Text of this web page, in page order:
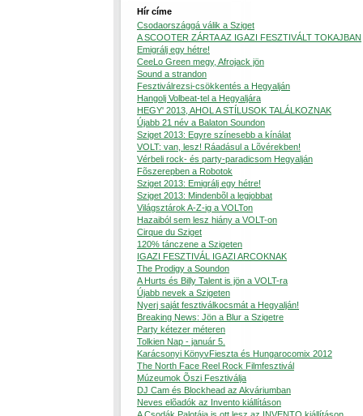
Hír címe
Csodaországgá válik a Sziget
A SCOOTER ZÁRTA AZ IGAZI FESZTIVÁLT TOKAJBAN
Emigrálj egy hétre!
CeeLo Green megy, Afrojack jön
Sound a strandon
Fesztiválrezsi-csökkentés a Hegyalján
Hangolj Volbeat-tel a Hegyaljára
HEGY' 2013, AHOL A STÍLUSOK TALÁLKOZNAK
Újabb 21 név a Balaton Soundon
Sziget 2013: Egyre színesebb a kínálat
VOLT: van, lesz! Ráadásul a Lõvérekben!
Vérbeli rock- és party-paradicsom Hegyalján
Fõszerepben a Robotok
Sziget 2013: Emigrálj egy hétre!
Sziget 2013: Mindenbõl a legjobbat
Világsztárok A-Z-ig a VOLTon
Hazaiból sem lesz hiány a VOLT-on
Cirque du Sziget
120% tánczene a Szigeten
IGAZI FESZTIVÁL IGAZI ARCOKNAK
The Prodigy a Soundon
A Hurts és Billy Talent is jön a VOLT-ra
Újabb nevek a Szigeten
Nyerj saját fesztiválkocsmát a Hegyalján!
Breaking News: Jön a Blur a Szigetre
Party kétezer méteren
Tolkien Nap - január 5.
Karácsonyi KönyvFieszta és Hungarocomix 2012
The North Face Reel Rock Filmfesztivál
Múzeumok Õszi Fesztiválja
DJ Cam és Blockhead az Akváriumban
Neves elõadók az Invento kiállításon